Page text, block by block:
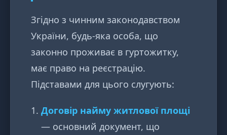
Згідно з чинним законодавством
України, будь-яка особа, що
законно проживає в гуртожитку,
має право на реєстрацію.
Підставами для цього слугують:
Договір найму житлової площі
— основний документ, що